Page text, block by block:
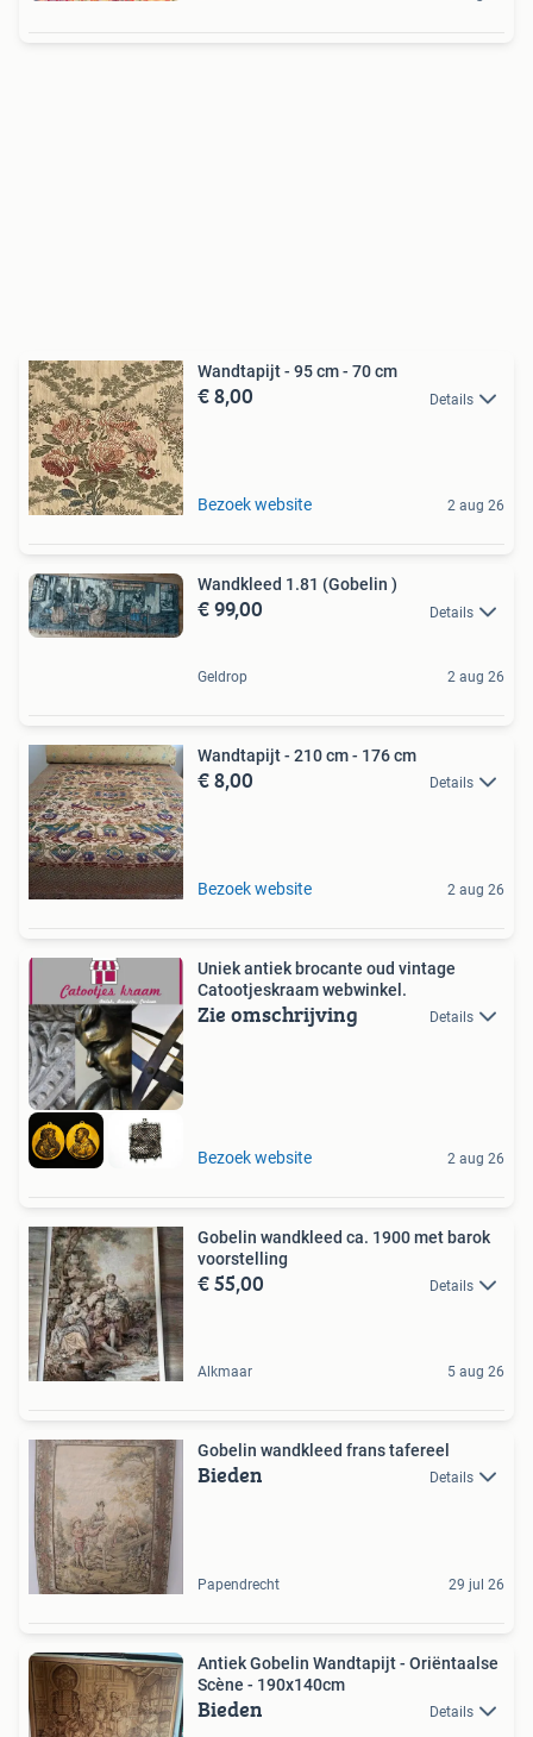
Wandtapijt - 95 cm - 70 cm
€ 8,00 Details
Bezoek website 2 aug 26
Wandkleed 1.81 (Gobelin )
€ 99,00 Details
Geldrop 2 aug 26
Wandtapijt - 210 cm - 176 cm
€ 8,00 Details
Bezoek website 2 aug 26
Uniek antiek brocante oud vintage
Catootjeskraam webwinkel.
Zie omschrijving Details
Bezoek website 2 aug 26
Gobelin wandkleed ca. 1900 met barok
voorstelling
€ 55,00 Details
Alkmaar 5 aug 26
Gobelin wandkleed frans tafereel
Bieden Details
Papendrecht 29 jul 26
Antiek Gobelin Wandtapijt - Oriëntaalse
Scène - 190x140cm
Bieden Details